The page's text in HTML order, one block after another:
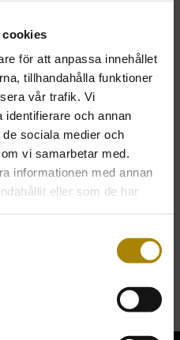
cookies
för att anpassa innehållet
tillhandahålla funktioner
vår trafik. Vi
identifierare och annan
sociala medier och
vi samarbetar med.
informationen med annan
eller som de har
med något mindre låga
Antal
KÖP
FÖR ATT HANDLA 500 KR